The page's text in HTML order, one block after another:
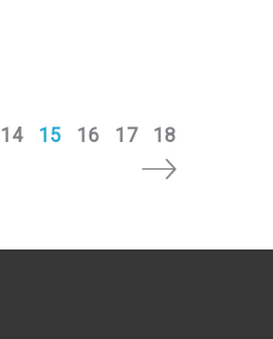
14 15 16 17
18